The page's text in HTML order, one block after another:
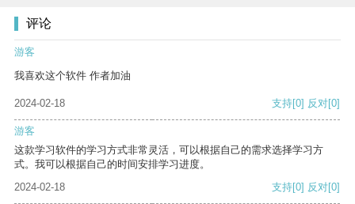
评论
游客
我喜欢这个软件 作者加油
2024-02-18 支持[0] 反对[0]
游客
这款学习软件的学习方式非常灵活，可以根据自己的需求选择学习方
式。我可以根据自己的时间安排学习进度。
2024-02-18
支持[0] 反对[0]